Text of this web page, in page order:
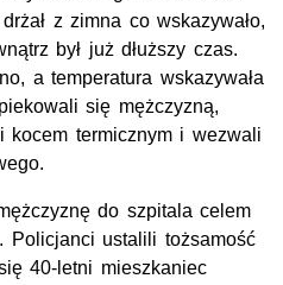
z zimna co wskazywało,
był już dłuższy czas.
a temperatura wskazywała
się mężczyzną,
kocem termicznym i wezwali
do szpitala celem
Policjanci ustalili tożsamość
40-letni mieszkaniec